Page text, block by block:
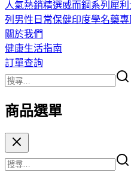
人氣熱銷精選威而鋼系列 犀利
列 男性日常保健印度學名藥專
關於我們
健康生活指南
訂單查詢
商品選單